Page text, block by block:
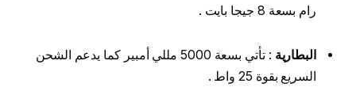
رام بسعة 8 جيجا بايت .
البطارية
: تأتي بسعة 5000 مللي أمبير كما يدعم الشحن
السريع بقوة 25 واط .